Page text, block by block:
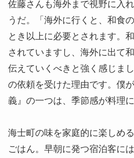
佐藤さんも海外まで視野に入
うだ。「海外に行くと、和食
とき以上に必要とされます。
されていますし、海外に出て
伝えていくべきと強く感じま
の依頼を受けた理由です。僕
義』の一つは、季節感が料理
海士町の味を家庭的に楽しめ
ごはん。早朝に発つ宿泊客に